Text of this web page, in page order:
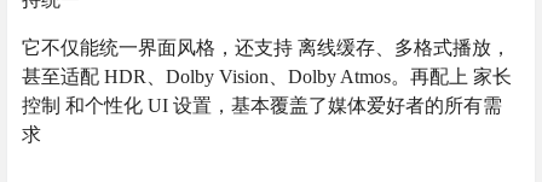
它不仅能统一界面风格，还支持 离线缓存、多格式播放，
甚至适配 HDR、Dolby Vision、Dolby Atmos。再配上 家长
控制 和个性化 UI 设置，基本覆盖了媒体爱好者的所有需
求